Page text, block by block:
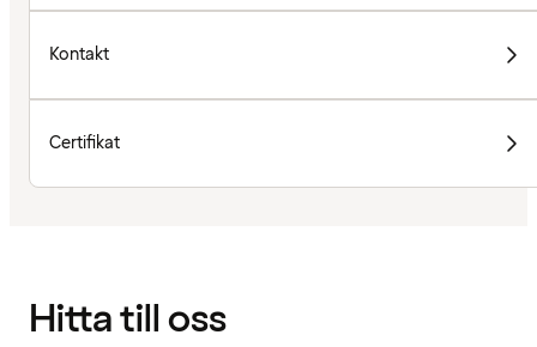
Kontakt
Certifikat
Hitta till oss